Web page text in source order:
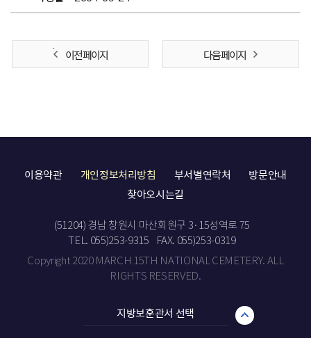
이전 페이지 다음 페이지
이용약관 개인정보처리방침 부서별연락처
방문안내
찾아오시는길
(51204) 경남 창원시 마산회원구 3·15성역로 75
TEL. 055)253-9315
FAX. 055)253-0319
Copyright 2020 MARCH 15TH NATIONAL CEMETERY. ALL
RIGHTS RESERVED.
지방보훈관서 선택